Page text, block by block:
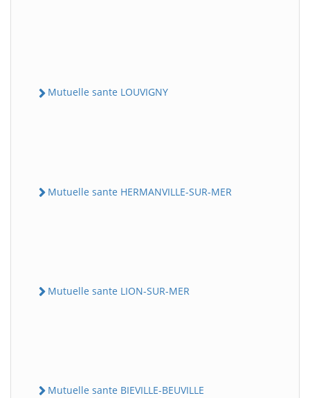
Mutuelle sante LOUVIGNY
Mutuelle sante HERMANVILLE-SUR-MER
Mutuelle sante LION-SUR-MER
Mutuelle sante BIEVILLE-BEUVILLE